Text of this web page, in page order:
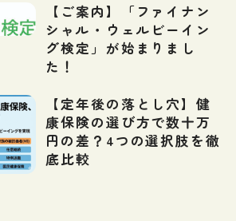
【ご案内】「ファイナン
シャル・ウェルビーイン
グ検定」が始まりまし
た！
【定年後の落とし穴】健
康保険の選び方で数十万
円の差？4つの選択肢を徹
底比較